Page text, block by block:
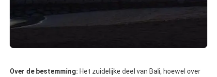
Over de bestemming: Het zuidelijke deel van Bali, hoewel over